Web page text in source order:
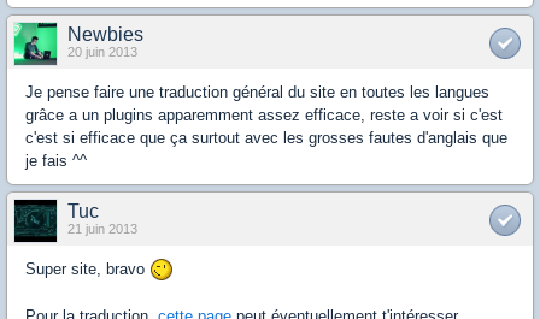
Newbies
20 juin 2013
Je pense faire une traduction général du site en toutes les langues
grâce a un plugins apparemment assez efficace, reste a voir si c'est
c'est si efficace que ça surtout avec les grosses fautes d'anglais que
je fais ^^
Tuc
21 juin 2013
Super site, bravo